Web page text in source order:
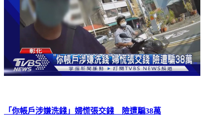
「你帳戶涉嫌洗錢」婦慌張交錢 險遭騙38萬